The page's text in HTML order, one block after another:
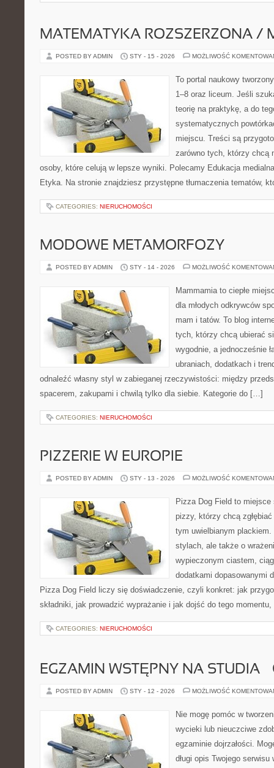
MATEMATYKA ROZSZERZONA /
POSTED BY ADMIN STY - 15 - 2026 MOŻLIWOŚĆ
To portal naukowy
1–8 oraz liceum. Jeśli
teorię na praktykę, a do
systematycznych
miejscu. Treści są
zarówno tych, którzy chcą
osoby, które celują w lepsze wyniki. Polecamy Edukacja
Etyka. Na stronie znajdziesz przystępne tłumaczenia tematów,
CATEGORIES: NIERUCHOMOŚCI
MODOWE METAMORFOZY
POSTED BY ADMIN STY - 14 - 2026 MOŻLIWOŚĆ
Mammamia to ciepłe
dla młodych odkrywców
mam i tatów. To blog
tych, którzy chcą ubierać
wygodnie, a jednocześnie
ubraniach, dodatkach i
odnaleźć własny styl w zabieganej rzeczywistości: między
spacerem, zakupami i chwilą tylko dla siebie. Kategorie do […]
CATEGORIES: NIERUCHOMOŚCI
PIZZERIE W EUROPIE
POSTED BY ADMIN STY - 13 - 2026 MOŻLIWOŚĆ
Pizza Dog Field to miejsce
pizzy, którzy chcą
tym uwielbianym
stylach, ale także o
wypieczonym ciastem,
dodatkami dopasowanymi
Pizza Dog Field liczy się doświadczenie, czyli konkret: jak
składniki, jak prowadzić wyprażanie i jak dojść do tego
CATEGORIES: NIERUCHOMOŚCI
EGZAMIN WSTĘPNY NA STUDIA –
POSTED BY ADMIN STY - 12 - 2026 MOŻLIWOŚĆ
Nie mogę pomóc w
wycieki lub nieuczciwe
egzaminie dojrzałości.
długi opis Twojego